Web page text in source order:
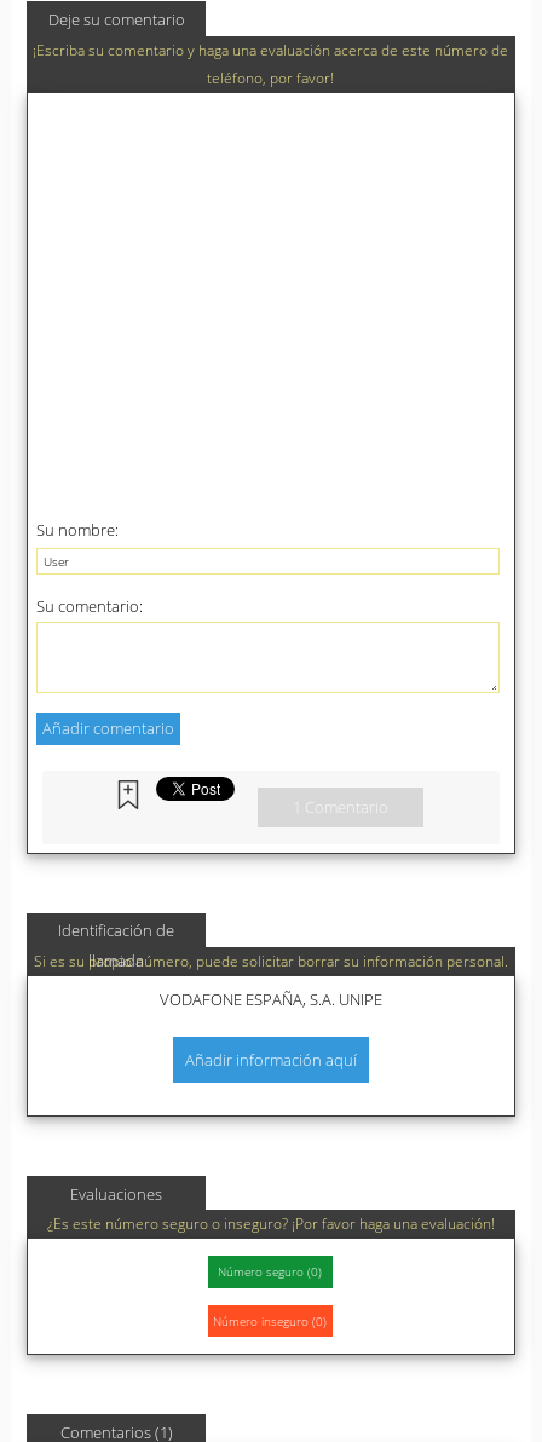
Deje su comentario
¡Escriba su comentario y haga una evaluación acerca de este número de
teléfono, por favor!
Su nombre:
Su comentario:
1 Comentario
Identificación de
llamada
Si es su propio número, puede solicitar borrar su información personal.
VODAFONE ESPAÑA, S.A. UNIPE
Añadir información aquí
Evaluaciones
¿Es este número seguro o inseguro? ¡Por favor haga una evaluación!
Comentarios (1)